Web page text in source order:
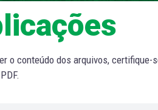
o conteúdo dos arquivos,